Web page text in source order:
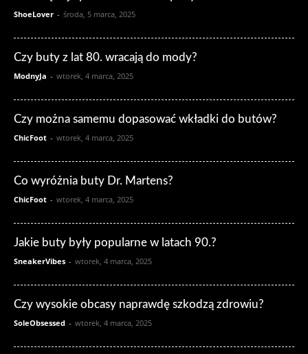
ShoeLover - środa, 5 marca, 2025
Czy buty z lat 80. wracają do mody?
ModnyJa - wtorek, 4 marca, 2025
Czy można samemu dopasować wkładki do butów?
ChicFoot - wtorek, 4 marca, 2025
Co wyróżnia buty Dr. Martens?
ChicFoot - wtorek, 4 marca, 2025
Jakie buty były popularne w latach 90.?
SneakerVibes - wtorek, 4 marca, 2025
Czy wysokie obcasy naprawdę szkodzą zdrowiu?
SoleObsessed - wtorek, 4 marca, 2025